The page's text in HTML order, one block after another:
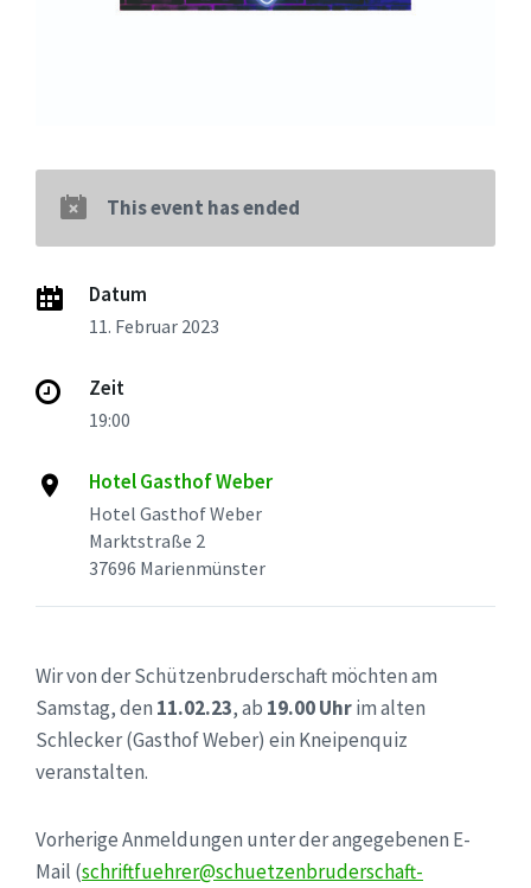
This event has ended
Datum
11. Februar 2023
Zeit
19:00
Hotel Gasthof Weber
Hotel Gasthof Weber
Marktstraße 2
37696 Marienmünster
Wir von der Schützenbruderschaft möchten am
Samstag, den 11.02.23, ab 19.00 Uhrim alten
Schlecker (Gasthof Weber) ein Kneipenquiz
veranstalten.
Vorherige Anmeldungen unter der angegebenen E-
Mail (schriftfuehrer@schuetzenbruderschaft-